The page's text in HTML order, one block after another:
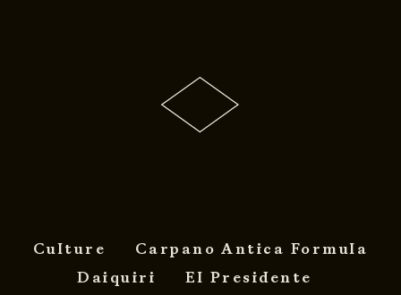
Culture
Carpano Antica Formula
Daiquiri
El Presidente